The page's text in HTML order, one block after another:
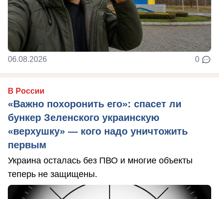
06.08.2026 0
В России
«Важно похоронить его»: спасет ли
бункер Зеленского украинскую
«верхушку» — кого надо уничтожить
первым
Украина осталась без ПВО и многие объекты
теперь не защищены.